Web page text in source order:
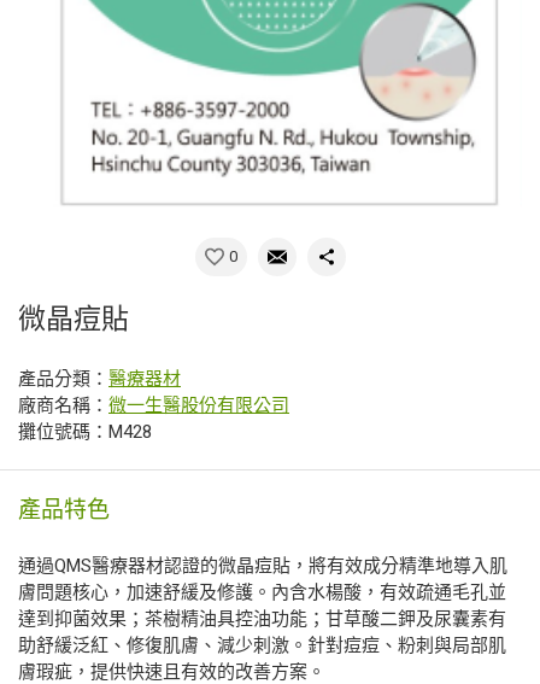
0
微晶痘貼
產品分類： 醫療器材
廠商名稱： 微一生醫股份有限公司
攤位號碼：M428
產品特色
通過QMS醫療器材認證的微晶痘貼，將有效成分精準地導入肌
膚問題核心，加速舒緩及修護。內含水楊酸，有效疏通毛孔並
達到抑菌效果；茶樹精油具控油功能；甘草酸二鉀及尿囊素有
助舒緩泛紅、修復肌膚、減少刺激。針對痘痘、粉刺與局部肌
膚瑕疵，提供快速且有效的改善方案。